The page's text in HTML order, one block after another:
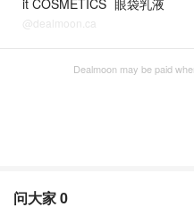
@dealmoon.ca
Dealmoon may be paid
问大家0